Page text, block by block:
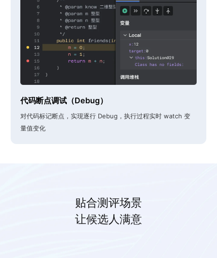
代码断点调试（Debug）
对代码标记断点，实现逐行 Debug，执行过程实时 watch 变
量值变化
贴合测评场景
让候选人满意